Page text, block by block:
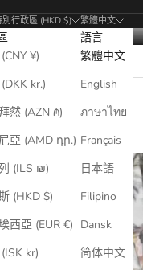
行政區 (HKD $)
¥)
kr.)
然 (AZN ₼)
亞 (AMD դր.)
(ILS ₪)
(HKD $)
西亞 (EUR €)
kr)
繁體中文
語言
繁體中文
English
ภาษาไทย
Français
日本語
Filipino
Dansk
简体中文